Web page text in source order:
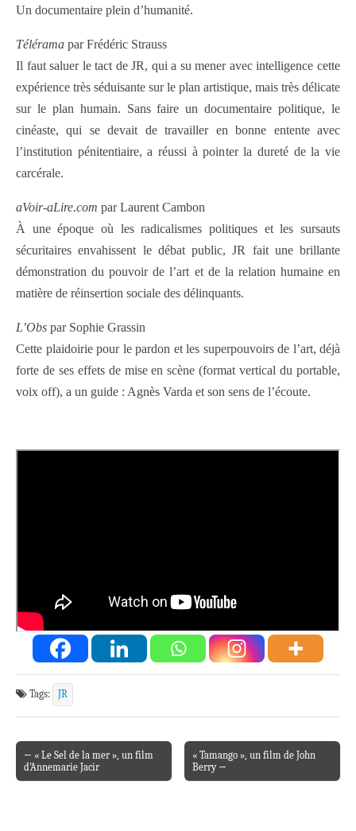
Un documentaire plein d’humanité.
Télérama par Frédéric Strauss
Il faut saluer le tact de JR, qui a su mener avec intelligence cette
expérience très séduisante sur le plan artistique, mais très délicate
sur le plan humain. Sans faire un documentaire politique, le
cinéaste, qui se devait de travailler en bonne entente avec
l’institution pénitentiaire, a réussi à pointer la dureté de la vie
carcérale.
aVoir-aLire.com par Laurent Cambon
À une époque où les radicalismes politiques et les sursauts
sécuritaires envahissent le débat public, JR fait une brillante
démonstration du pouvoir de l’art et de la relation humaine en
matière de réinsertion sociale des délinquants.
L’Obs par Sophie Grassin
Cette plaidoirie pour le pardon et les superpouvoirs de l’art, déjà
forte de ses effets de mise en scène (format vertical du portable,
voix off), a un guide : Agnès Varda et son sens de l’écoute.
Tags: JR
Post navigation
← « Le Sel de la mer », un film
d’Annemarie Jacir
« Tamango », un film de John
Berry →